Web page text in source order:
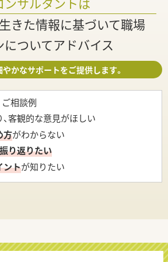
きた情報に基づいて職場
ついてアドバイス
かなサポートをご提供します。
ご相談例
客観的な意見がほしい
方がわからない
り返りたい
ントが知りたい